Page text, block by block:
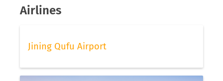
Airlines
Jining Qufu Airport